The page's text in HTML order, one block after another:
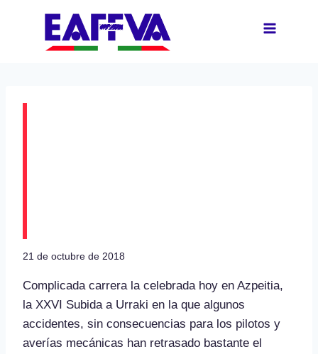
contenido
21 de octubre de 2018
Complicada carrera la celebrada hoy en Azpeitia,
la XXVI Subida a Urraki en la que algunos
accidentes, sin consecuencias para los pilotos y
averías mecánicas han retrasado bastante el